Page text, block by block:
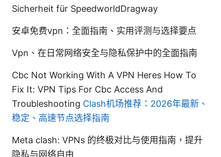
Sicherheit für SpeedworldDragway
安卓免费vpn：全面指南、实用评测与选择要点
Vpn、在日常网络安全与隐私保护中的全面指南
Cbc Not Working With A VPN Heres How To
Fix It: VPN Tips For Cbc Access And
Troubleshooting Clash机场推荐：2026年最新、
稳定、高速节点选择指南
Meta clash: VPNs 的终极对比与使用指南，提升
隐私与网络自由